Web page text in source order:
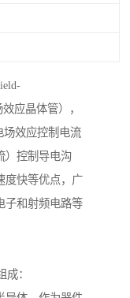
应晶体管），
场效应控制电流
）控制导电沟
度快等优点，广
子和射频电路等
：